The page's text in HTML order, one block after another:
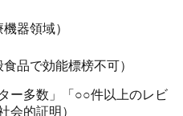
器領域）
品で効能標榜不可）
ター多数」「○○件以上のレビ
会的証明）